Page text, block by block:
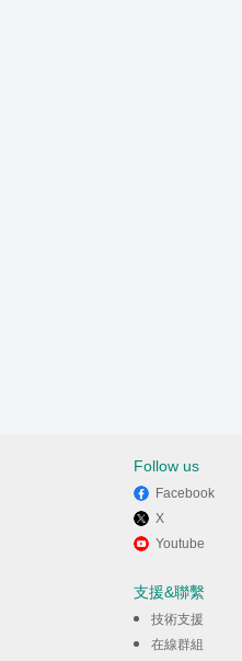
Follow us
Facebook
X
Youtube
支援&聯繫
技術支援
在線群組